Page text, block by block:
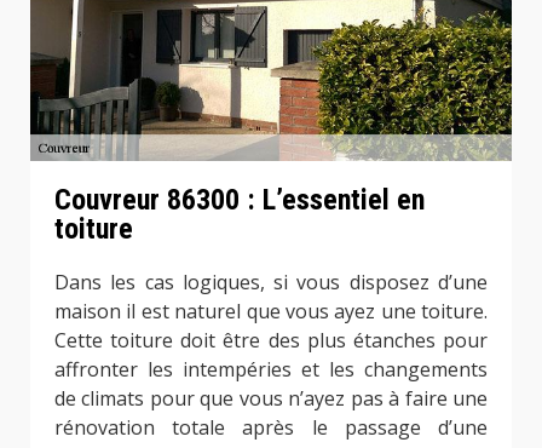
Couvreur 86300 : L’essentiel en
toiture
Dans les cas logiques, si vous disposez d’une
maison il est naturel que vous ayez une toiture.
Cette toiture doit être des plus étanches pour
affronter les intempéries et les changements
de climats pour que vous n’ayez pas à faire une
rénovation totale après le passage d’une